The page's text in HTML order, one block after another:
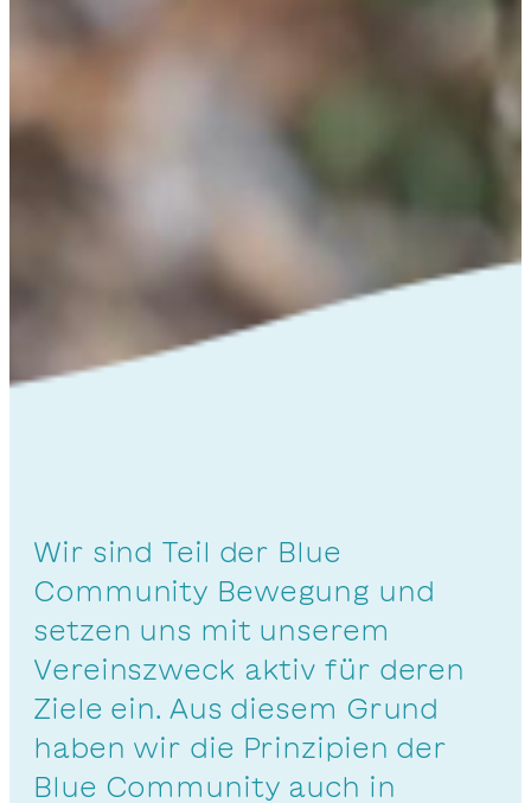
Wir sind Teil der Blue
Community Bewegung und
setzen uns mit unserem
Vereinszweck aktiv für deren
Ziele ein. Aus diesem Grund
haben wir die Prinzipien der
Blue Community auch in